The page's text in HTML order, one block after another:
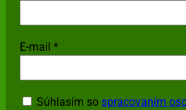
E-mail *
Súhlasím so spracovaním